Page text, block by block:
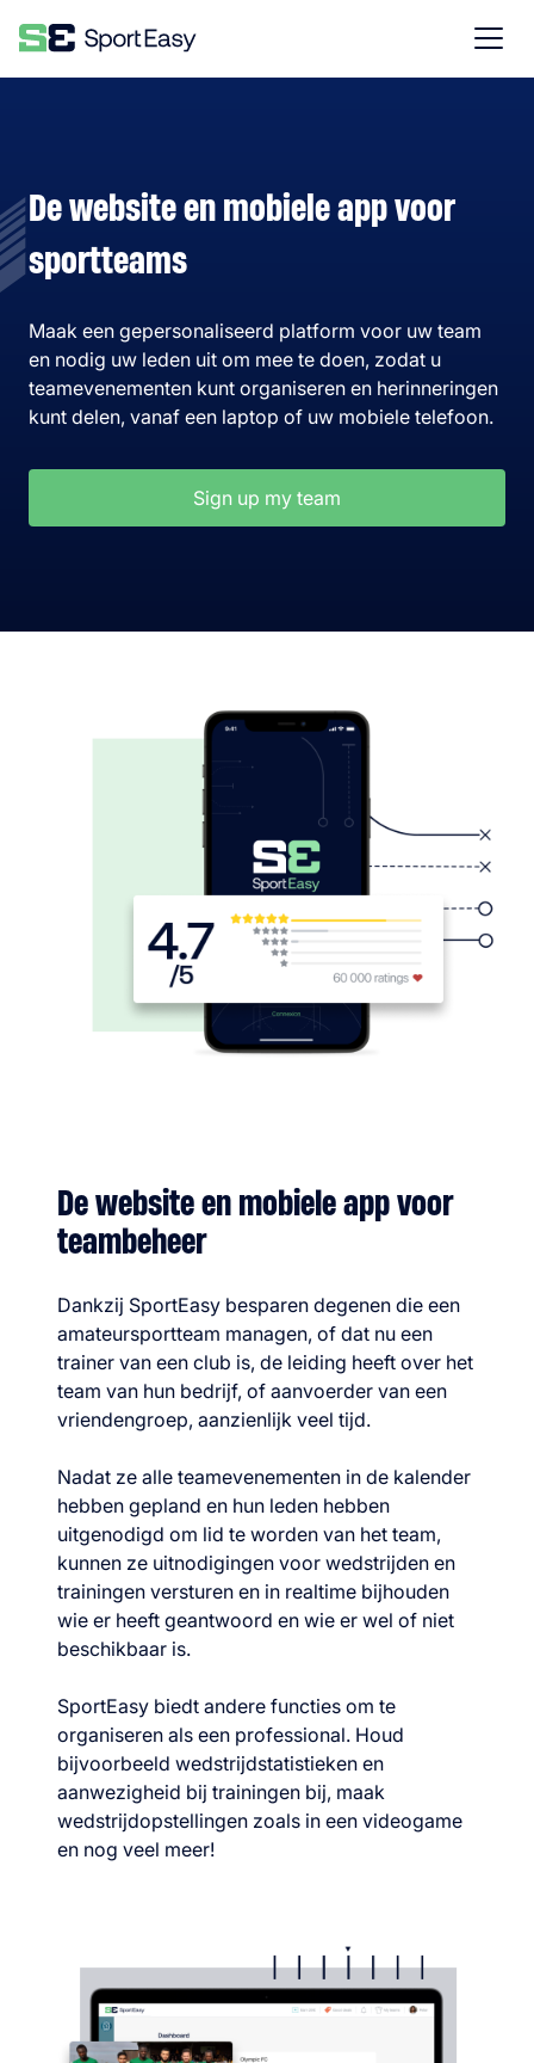
De website en mobiele app voor
sportteams
Maak een gepersonaliseerd platform voor uw team
en nodig uw leden uit om mee te doen, zodat u
teamevenementen kunt organiseren en herinneringen
kunt delen, vanaf een laptop of uw mobiele telefoon.
Sign up my team
De website en mobiele app voor
teambeheer
Dankzij SportEasy besparen degenen die een
amateursportteam managen, of dat nu een
trainer van een club is, de leiding heeft over het
team van hun bedrijf, of aanvoerder van een
vriendengroep, aanzienlijk veel tijd.
Nadat ze alle teamevenementen in de kalender
hebben gepland en hun leden hebben
uitgenodigd om lid te worden van het team,
kunnen ze uitnodigingen voor wedstrijden en
trainingen versturen en in realtime bijhouden
wie er heeft geantwoord en wie er wel of niet
beschikbaar is.
SportEasy biedt andere functies om te
organiseren als een professional. Houd
bijvoorbeeld wedstrijdstatistieken en
aanwezigheid bij trainingen bij, maak
wedstrijdopstellingen zoals in een videogame
en nog veel meer!